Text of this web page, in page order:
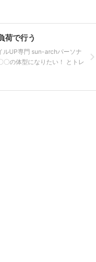
荷で行う
ルUP専門 sun-archパーソナ
〇の体型になりたい！ とトレ